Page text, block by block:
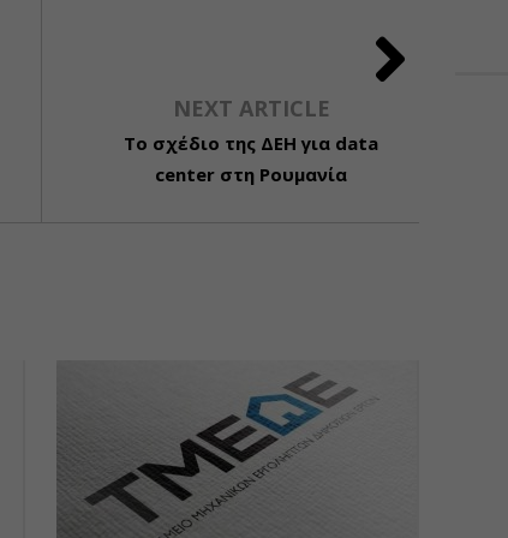
NEXT ARTICLE
To σχέδιο της ΔΕΗ για data
center στη Ρουμανία